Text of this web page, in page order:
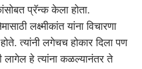
प्रॅन्क केला होता.
लक्ष्मीकांत यांना विचारणा
त्यांनी लगेचच होकार दिला पण
लागेल हे त्यांना कळल्यानंतर ते